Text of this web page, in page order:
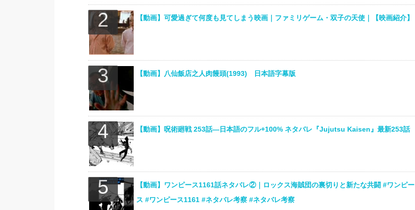
【動画】可愛過ぎて何度も見てしまう映画｜ファミリゲーム・双子の天使｜【映画紹介】
【動画】八仙飯店之人肉饅頭(1993) 日本語字幕版
【動画】呪術廻戦 253話―日本語のフル+100% ネタバレ『Jujutsu Kaisen』最新253話
【動画】ワンピース1161話ネタバレ②｜ロックス海賊団の裏切りと新たな共闘 #ワンピー
ス #ワンピース1161 #ネタバレ考察 #ネタバレ考察